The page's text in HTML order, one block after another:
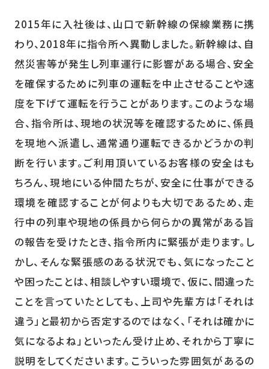
2015年に入社後は、山口で新幹線の保線業務に携
わり、2018年に指令所へ異動しました。新幹線は、自
然災害等が発生し列車運行に影響がある場合、安全
を確保するために列車の運転を中止させることや速
度を下げて運転を行うことがあります。このような場
合、指令所は、現地の状況等を確認するために、係員
を現地へ派遣し、通常通り運転できるかどうかの判
断を行います。ご利用頂いているお客様の安全はも
ちろん、現地にいる仲間たちが、安全に仕事ができる
環境を確認することが何よりも大切であるため、走
行中の列車や現地の係員から何らかの異常がある旨
の報告を受けたとき、指令所内に緊張が走ります。し
かし、そんな緊張感のある状況でも、気になったこと
や困ったことは、相談しやすい環境で、仮に、間違った
ことを言っていたとしても、上司や先輩方は「それは
違う」と最初から否定するのではなく、「それは確かに
気になるよね」といったん受け止め、それから丁寧に
説明をしてくださいます。こういった雰囲気があるの